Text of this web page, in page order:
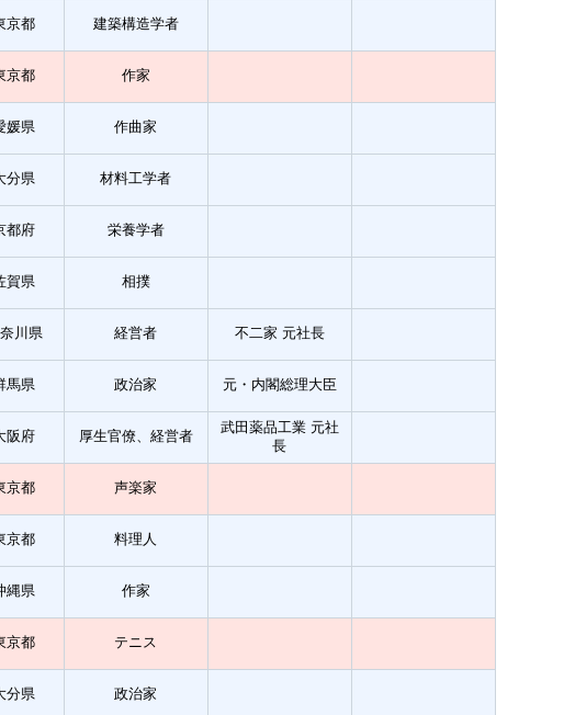
京都 建築構造学者
京都 作家
媛県 作曲家
分県 材料工学者
都府 栄養学者
賀県 相撲
川県 経営者 不二家 元社長
馬県 政治家 元・内閣総理大臣
阪府 厚生官僚、経営者
武田薬品工業 元社
長
京都 声楽家
京都 料理人
縄県 作家
京都 テニス
分県 政治家